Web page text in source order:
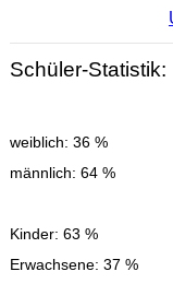
Schüler-Statistik:
weiblich: 36 %
männlich: 64 %
Kinder: 63 %
Erwachsene: 37 %